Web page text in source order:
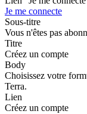
Je me connecte
Sous-titre
Vous n'êtes pas
Titre
Créez un compte
Body
Choisissez votre
Terra.
Lien
Créez un compte